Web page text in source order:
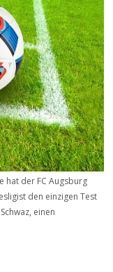
hat der FC Augsburg
den einzigen Test
einen